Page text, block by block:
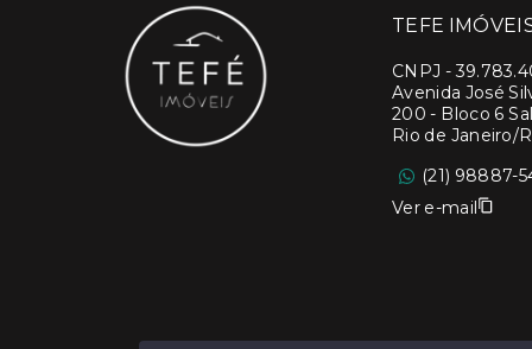
TEFE
CNPJ -
Avenida José
200 - Bloco 6
Rio de Janeiro/
(21) 98887-
Ver e-mail